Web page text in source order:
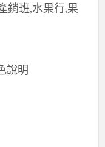
銷班,水果行,果
說明